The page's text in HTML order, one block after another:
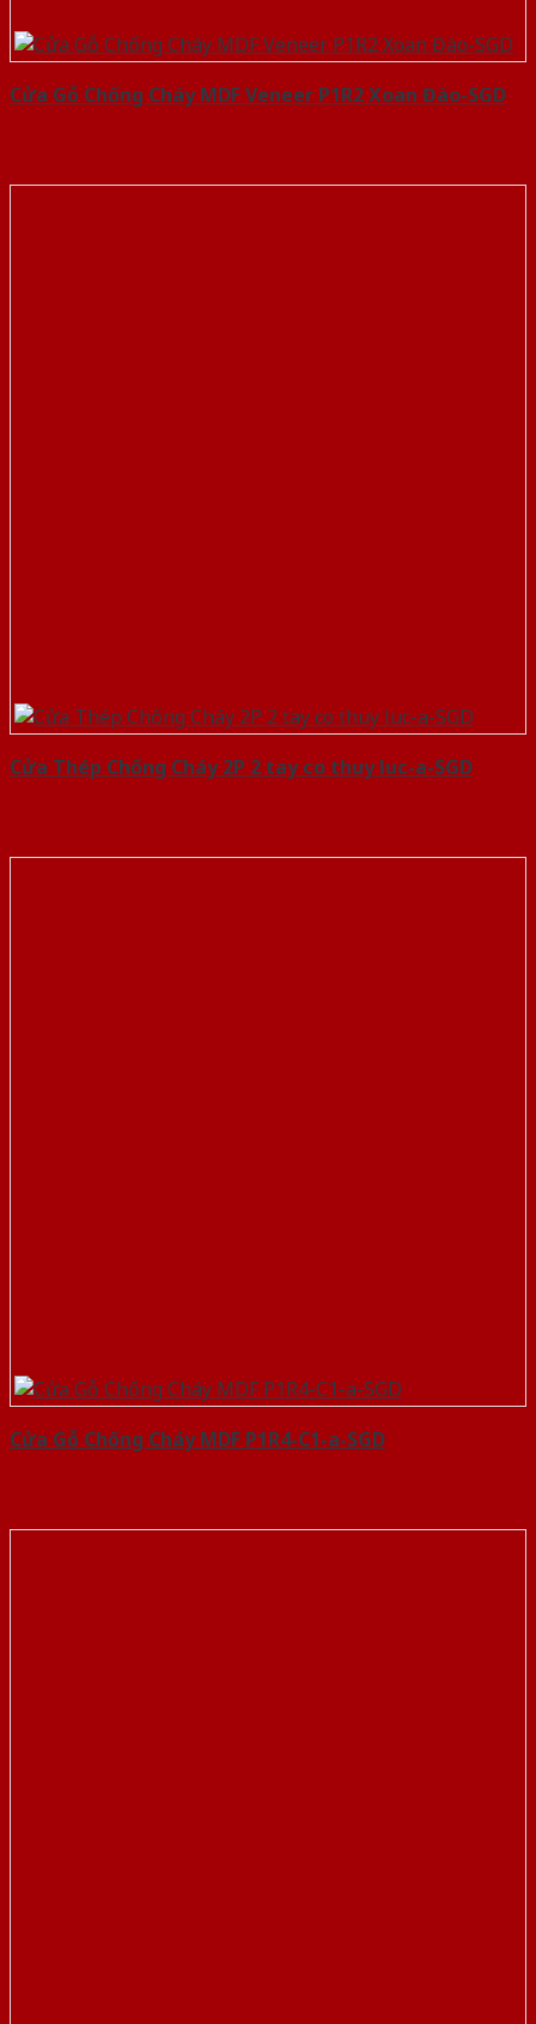
Cửa Gỗ Chống Cháy MDF Veneer P1R2 Xoan Đào-SGD
Cửa Thép Chống Cháy 2P 2 tay co thuy luc-a-SGD
Cửa Gỗ Chống Cháy MDF P1R4-C1-a-SGD